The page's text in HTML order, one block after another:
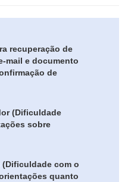
recuperação de
mail e documento
de
(Dificuldade
sobre
(Dificuldade com o
quanto